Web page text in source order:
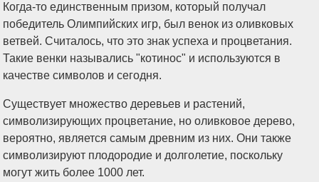
Когда-то единственным призом, который получал
победитель Олимпийских игр, был венок из оливковых
ветвей. Считалось, что это знак успеха и процветания.
Такие венки назывались "котинос" и используются в
качестве символов и сегодня.
Существует множество деревьев и растений,
символизирующих процветание, но оливковое дерево,
вероятно, является самым древним из них. Они также
символизируют плодородие и долголетие, поскольку
могут жить более 1000 лет.